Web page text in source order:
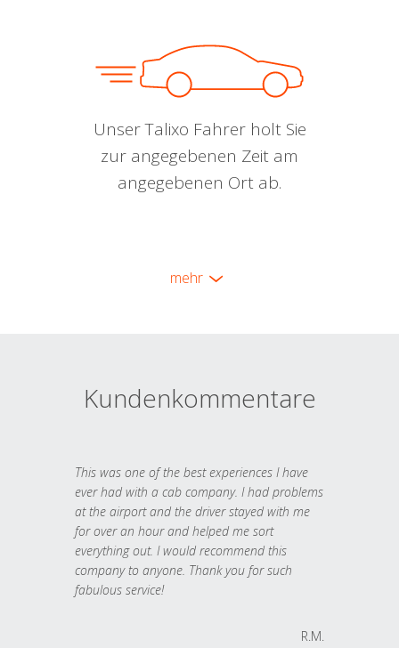
Unser Talixo Fahrer holt Sie
zur angegebenen Zeit am
angegebenen Ort ab.
mehr
Kundenkommentare
This was one of the best experiences I have
ever had with a cab company. I had problems
at the airport and the driver stayed with me
for over an hour and helped me sort
everything out. I would recommend this
company to anyone. Thank you for such
fabulous service!
R.M.